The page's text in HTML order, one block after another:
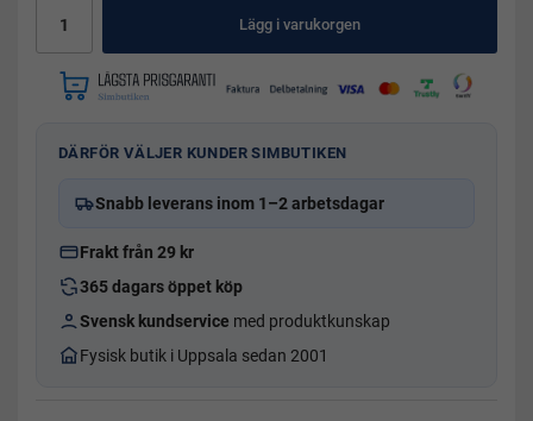
Lägg i varukorgen
DÄRFÖR VÄLJER KUNDER SIMBUTIKEN
Snabb leverans inom 1–2 arbetsdagar
Frakt från 29 kr
365 dagars öppet köp
Svensk kundservice med produktkunskap
Fysisk butik i Uppsala sedan 2001